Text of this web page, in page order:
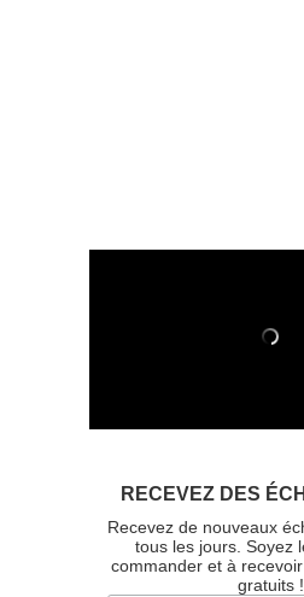
RECEVEZ DES
Recevez de nouveaux
tous les jours. Soyez
commander et à
gratuits !